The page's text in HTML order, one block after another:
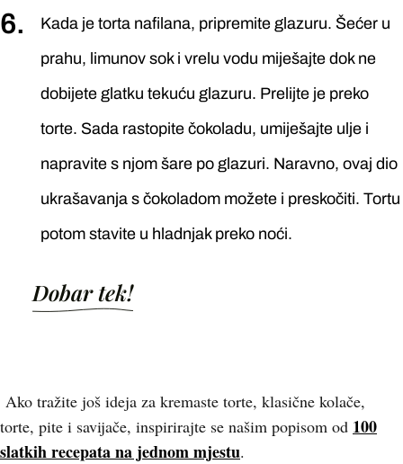
Kada je torta nafilana, pripremite glazuru. Šećer u
prahu, limunov sok i vrelu vodu miješajte dok ne
dobijete glatku tekuću glazuru. Prelijte je preko
torte. Sada rastopite čokoladu, umiješajte ulje i
napravite s njom šare po glazuri. Naravno, ovaj dio
ukrašavanja s čokoladom možete i preskočiti. Tortu
potom stavite u hladnjak preko noći.
Dobar tek!
Ako tražite još ideja za kremaste torte, klasične kolače,
torte, pite i savijače, inspirirajte se našim popisom od 100
slatkih recepata na jednom mjestu.